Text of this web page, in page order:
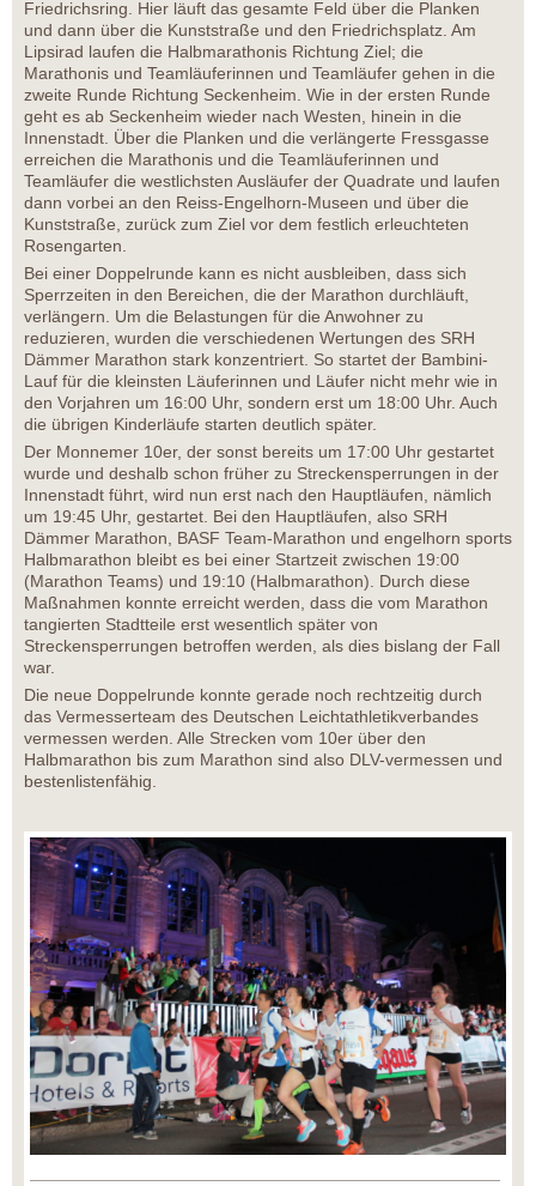
Friedrichsring. Hier läuft das gesamte Feld über die Planken
und dann über die Kunststraße und den Friedrichsplatz. Am
Lipsirad laufen die Halbmarathonis Richtung Ziel; die
Marathonis und Teamläuferinnen und Teamläufer gehen in die
zweite Runde Richtung Seckenheim. Wie in der ersten Runde
geht es ab Seckenheim wieder nach Westen, hinein in die
Innenstadt. Über die Planken und die verlängerte Fressgasse
erreichen die Marathonis und die Teamläuferinnen und
Teamläufer die westlichsten Ausläufer der Quadrate und laufen
dann vorbei an den Reiss-Engelhorn-Museen und über die
Kunststraße, zurück zum Ziel vor dem festlich erleuchteten
Rosengarten.
Bei einer Doppelrunde kann es nicht ausbleiben, dass sich
Sperrzeiten in den Bereichen, die der Marathon durchläuft,
verlängern. Um die Belastungen für die Anwohner zu
reduzieren, wurden die verschiedenen Wertungen des SRH
Dämmer Marathon stark konzentriert. So startet der Bambini-
Lauf für die kleinsten Läuferinnen und Läufer nicht mehr wie in
den Vorjahren um 16:00 Uhr, sondern erst um 18:00 Uhr. Auch
die übrigen Kinderläufe starten deutlich später.
Der Monnemer 10er, der sonst bereits um 17:00 Uhr gestartet
wurde und deshalb schon früher zu Streckensperrungen in der
Innenstadt führt, wird nun erst nach den Hauptläufen, nämlich
um 19:45 Uhr, gestartet. Bei den Hauptläufen, also SRH
Dämmer Marathon, BASF Team-Marathon und engelhorn sports
Halbmarathon bleibt es bei einer Startzeit zwischen 19:00
(Marathon Teams) und 19:10 (Halbmarathon). Durch diese
Maßnahmen konnte erreicht werden, dass die vom Marathon
tangierten Stadtteile erst wesentlich später von
Streckensperrungen betroffen werden, als dies bislang der Fall
war.
Die neue Doppelrunde konnte gerade noch rechtzeitig durch
das Vermesserteam des Deutschen Leichtathletikverbandes
vermessen werden. Alle Strecken vom 10er über den
Halbmarathon bis zum Marathon sind also DLV-vermessen und
bestenlistenfähig.